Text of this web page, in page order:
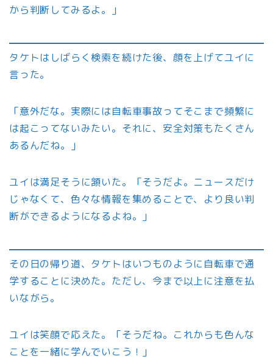
から判断してみるよ。」
タケトはしばらく検索を続けた後、顔を上げてユイに
言った。
「意外だな。実際には自転車事故ってそこまで頻繁に
は起こってないみたい。それに、安全対策もたくさん
あるんだね。」
ユイは満足そうに頷いた。「そうだよ。ニュースだけ
じゃなくて、色々な情報を集めることで、より良い判
断ができるようになるよね。」
その日の帰り道、タケトはいつものように自転車で通
学することに決めた。ただし、今まで以上に注意を払
いながら。
ユイは笑顔で応えた。「そうだね。これからも色んな
ことを一緒に学んでいこう！」